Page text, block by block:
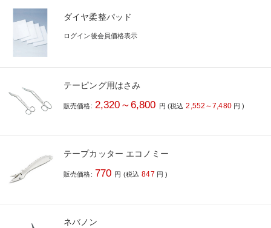
ダイヤ柔整パッド
ログイン後会員価格表示
テーピング用はさみ
販売価格: 2,320～6,800 円 (税込 2,552～7,480 円)
テープカッター エコノミー
販売価格: 770 円 (税込 847 円)
ネバノン